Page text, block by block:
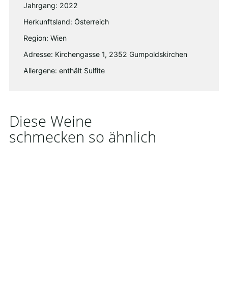
Jahrgang: 2022
Herkunftsland: Österreich
Region: Wien
Adresse: Kirchengasse 1, 2352 Gumpoldskirchen
Allergene: enthält Sulfite
Diese Weine
schmecken so ähnlich